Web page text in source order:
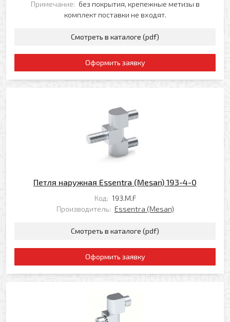
Примечание: без покрытия, крепежные метизы в
комплект поставки не входят.
Смотреть в каталоге (pdf)
Оформить заявку
Петля наружная Essentra (Mesan) 193-4-0
Код: 193.M.F
Производитель: Essentra (Mesan)
Смотреть в каталоге (pdf)
Оформить заявку